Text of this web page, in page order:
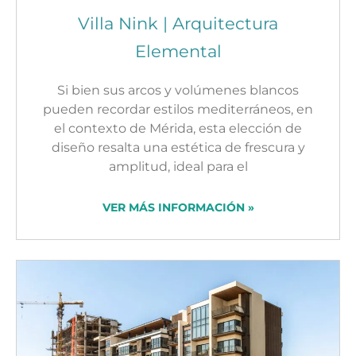
Villa Nink | Arquitectura
Elemental​
Si bien sus arcos y volúmenes blancos
pueden recordar estilos mediterráneos, en
el contexto de Mérida, esta elección de
diseño resalta una estética de frescura y
amplitud, ideal para el
VER MÁS INFORMACIÓN »